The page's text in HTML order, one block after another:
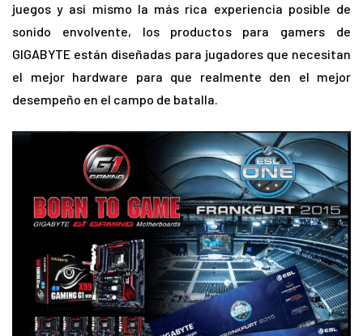
juegos y así mismo la más rica experiencia posible de
sonido envolvente, los productos para gamers de
GIGABYTE están diseñadas para jugadores que necesitan
el mejor hardware para que realmente den el mejor
desempeño en el campo de batalla.